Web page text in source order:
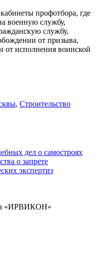
профотбора, где
военную службу,
службу,
от призыва,
от исполнения воинской
, Строительство
дел о самостроях
о запрете
экспертиз
«ИРВИКОН»